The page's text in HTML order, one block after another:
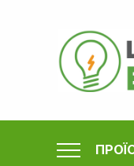
περιεχόμενο